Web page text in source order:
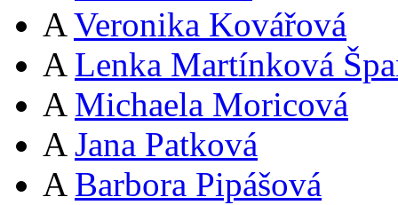
A Veronika Kovářová
A Lenka Martínková
A Michaela Moricová
A Jana Patková
A Barbora Pipášová